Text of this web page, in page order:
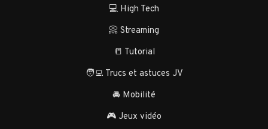
💻 High Tech
📀 Streaming
📒 Tutorial
🧑‍💻 Trucs et astuces JV
🚘 Mobilité
🎮 Jeux vidéo